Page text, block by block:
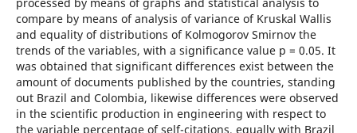
processed by means of graphs and statistical analysis to
compare by means of analysis of variance of Kruskal Wallis
and equality of distributions of Kolmogorov Smirnov the
trends of the variables, with a significance value p = 0.05. It
was obtained that significant differences exist between the
amount of documents published by the countries, standing
out Brazil and Colombia, likewise differences were observed
in the scientific production in engineering with respect to
the variable percentage of self-citations, equally with Brazil